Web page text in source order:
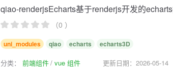
qiao-renderjsEcharts基于renderjs开发的
（0 ）
uni_modules qiao echarts echarts3D
分类： 前端组件 vue 组件 更新日期：2026-05-14